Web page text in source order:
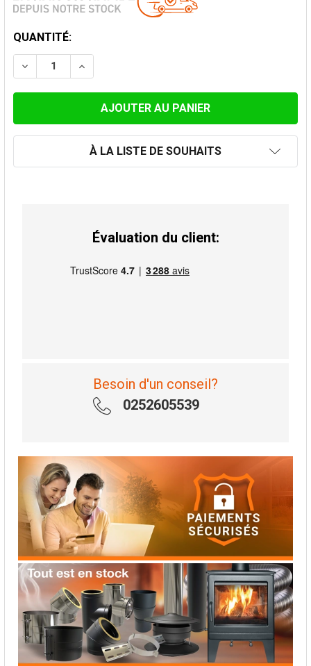
STOCK
ACTUEL:
QUANTITÉ:
DIMINUER LA QUANTITÉ DE PLAQUE DE FINITION 30-
AUGMENTER LA QUANTITÉ DE PLAQUE DE
À LA LISTE DE SOUHAITS
Évaluation du client:
Besoin d'un conseil?
0252605539